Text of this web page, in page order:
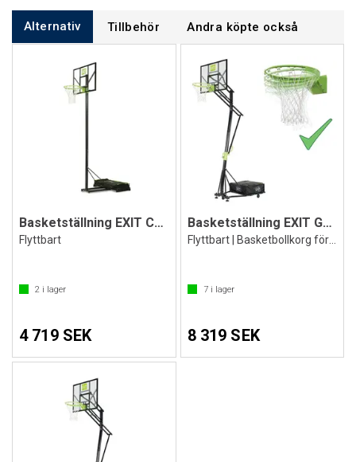
Alternativ Tillbehör Andra köpte också
Basketställning EXIT Comet
Flyttbart
2 i lager
4 719 SEK
Basketställning EXIT Galaxy
Flyttbart | Basketbollkorg för dunkning
7i lager
8 319 SEK